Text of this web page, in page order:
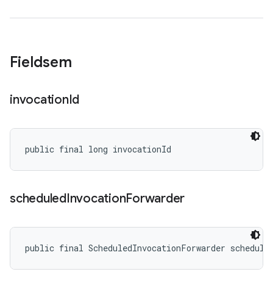
Fieldsem
invocationId
public final long invocationId
scheduledInvocationForwarder
public final ScheduledInvocationForwarder